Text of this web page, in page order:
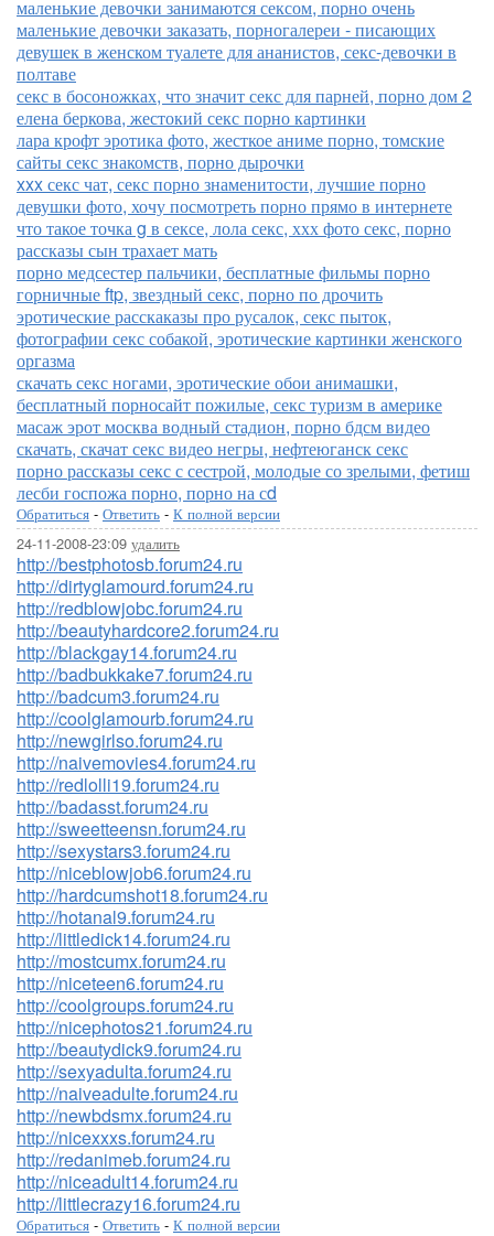
маленькие девочки занимаются сексом, порно очень
маленькие девочки заказать, порногалереи - писающих
девушек в женском туалете для ананистов, секс-девочки в
полтаве
секс в босоножках, что значит секс для парней, порно дом 2
елена беркова, жестокий секс порно картинки
лара крофт эротика фото, жесткое аниме порно, томские
сайты секс знакомств, порно дырочки
xxx секс чат, секс порно знаменитости, лучшие порно
девушки фото, хочу посмотреть порно прямо в интернете
что такое точка g в сексе, лола секс, ххх фото секс, порно
рассказы сын трахает мать
порно медсестер пальчики, бесплатные фильмы порно
горничные ftp, звездный секс, порно по дрочить
эротические расскаказы про русалок, секс пыток,
фотографии секс собакой, эротические картинки женского
оргазма
скачать секс ногами, эротические обои анимашки,
бесплатный порносайт пожилые, секс туризм в америке
масаж эрот москва водный стадион, порно бдсм видео
скачать, скачат секс видео негры, нефтеюганск секс
порно рассказы секс с сестрой, молодые со зрелыми, фетиш
лесби госпожа порно, порно на сd
Обратиться - Ответить - К полной версии
24-11-2008-23:09 удалить
http://bestphotosb.forum24.ru
http://dirtyglamourd.forum24.ru
http://redblowjobc.forum24.ru
http://beautyhardcore2.forum24.ru
http://blackgay14.forum24.ru
http://badbukkake7.forum24.ru
http://badcum3.forum24.ru
http://coolglamourb.forum24.ru
http://newgirlso.forum24.ru
http://naivemovies4.forum24.ru
http://redlolli19.forum24.ru
http://badasst.forum24.ru
http://sweetteensn.forum24.ru
http://sexystars3.forum24.ru
http://niceblowjob6.forum24.ru
http://hardcumshot18.forum24.ru
http://hotanal9.forum24.ru
http://littledick14.forum24.ru
http://mostcumx.forum24.ru
http://niceteen6.forum24.ru
http://coolgroups.forum24.ru
http://nicephotos21.forum24.ru
http://beautydick9.forum24.ru
http://sexyadulta.forum24.ru
http://naiveadulte.forum24.ru
http://newbdsmx.forum24.ru
http://nicexxxs.forum24.ru
http://redanimeb.forum24.ru
http://niceadult14.forum24.ru
http://littlecrazy16.forum24.ru
Обратиться - Ответить - К полной версии